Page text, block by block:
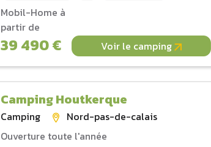
Mobil-Home à
partir de
39 490 € Voir le camping
Camping Houtkerque
Camping
Nord-pas-de-calais
Ouverture toute l'année